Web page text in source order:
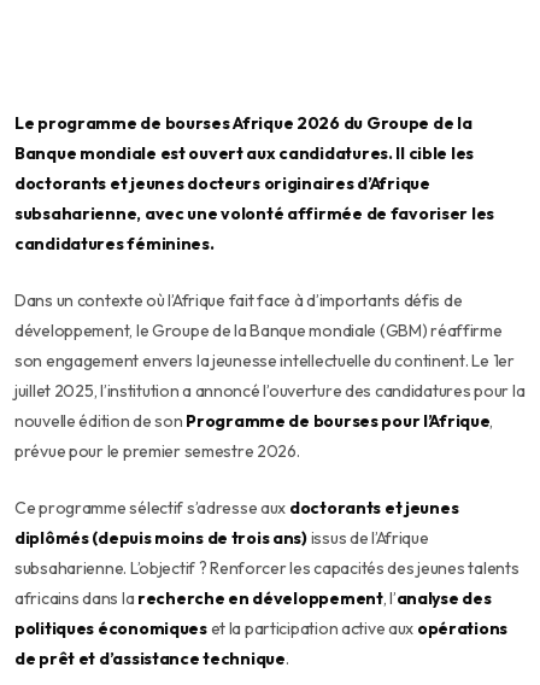
Le programme de bourses Afrique 2026 du Groupe de la
Banque mondiale est ouvert aux candidatures. Il cible les
doctorants et jeunes docteurs originaires d’Afrique
subsaharienne, avec une volonté affirmée de favoriser les
candidatures féminines.
Dans un contexte où l’Afrique fait face à d’importants défis de
développement, le Groupe de la Banque mondiale (GBM) réaffirme
son engagement envers la jeunesse intellectuelle du continent. Le 1er
juillet 2025, l’institution a annoncé l’ouverture des candidatures pour la
nouvelle édition de son Programme de bourses pour l’Afrique,
prévue pour le premier semestre 2026.
Ce programme sélectif s’adresse aux doctorants et jeunes
diplômés (depuis moins de trois ans)issus de l’Afrique
subsaharienne. L’objectif ? Renforcer les capacités des jeunes talents
africains dans la recherche en développement, l’analyse des
politiques économiqueset la participation active aux opérations
de prêt et d’assistance technique.